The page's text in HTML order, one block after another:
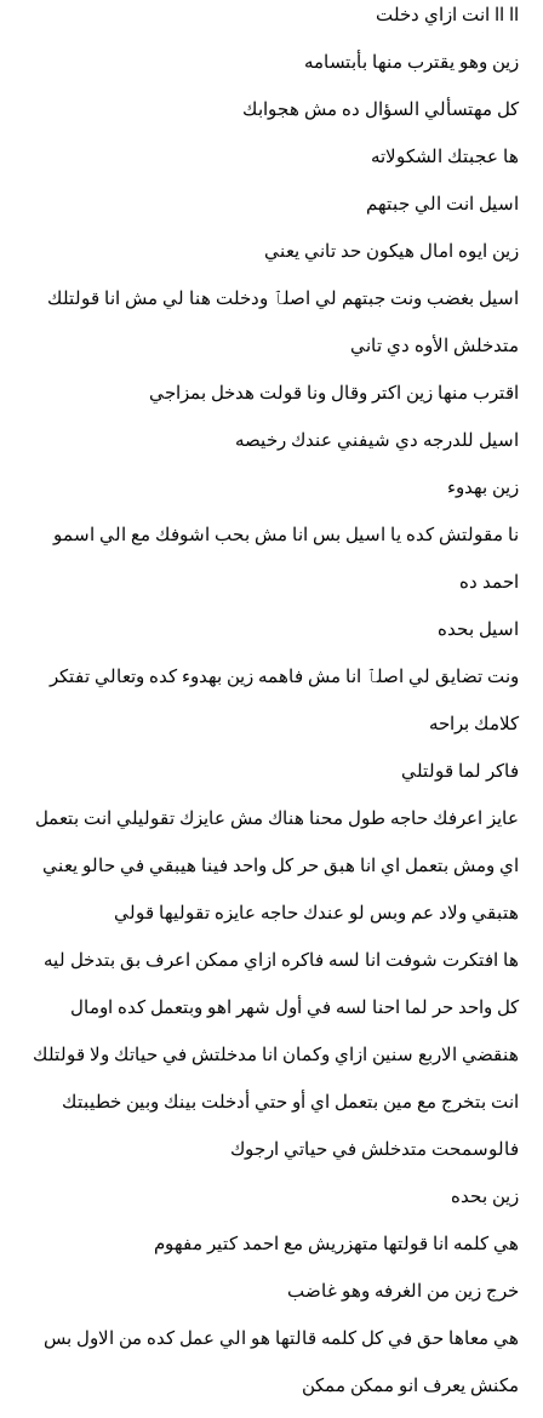
اا اا انت ازاي دخلت
زين وهو يقترب منها بأبتسامه
كل مهتسألي السؤال ده مش هجوابك
ها عجبتك الشكولاته
اسيل انت الي جبتهم
زين ايوه امال هيكون حد تاني يعني
اسيل بغضب ونت جبتهم لي اصلٱ ودخلت هنا لي مش انا قولتلك
متدخلش الأوه دي تاني
اقترب منها زين اكتر وقال ونا قولت هدخل بمزاجي
اسيل للدرجه دي شيفني عندك رخيصه
زين بهدوء
نا مقولتش كده يا اسيل بس انا مش بحب اشوفك مع الي اسمو
احمد ده
اسيل بحده
ونت تضايق لي اصلٱ انا مش فاهمه زين بهدوء كده وتعالي تفتكر
كلامك براحه
فاكر لما قولتلي
عايز اعرفك حاجه طول محنا هناك مش عايزك تقوليلي انت بتعمل
اي ومش بتعمل اي انا هبق حر كل واحد فينا هيبقي في حالو يعني
هتبقي ولاد عم وبس لو عندك حاجه عايزه تقوليها قولي
ها افتكرت شوفت انا لسه فاكره ازاي ممكن اعرف بق بتدخل ليه
كل واحد حر لما احنا لسه في أول شهر اهو وبتعمل كده اومال
هنقضي الاربع سنين ازاي وكمان انا مدخلتش في حياتك ولا قولتلك
انت بتخرج مع مين بتعمل اي أو حتي أدخلت بينك وبين خطيبتك
فالوسمحت متدخلش في حياتي ارجوك
زين بحده
هي كلمه انا قولتها متهزريش مع احمد كتير مفهوم
خرج زين من الغرفه وهو غاضب
هي معاها حق في كل كلمه قالتها هو الي عمل كده من الاول بس
مكنش يعرف انو ممكن ممكن